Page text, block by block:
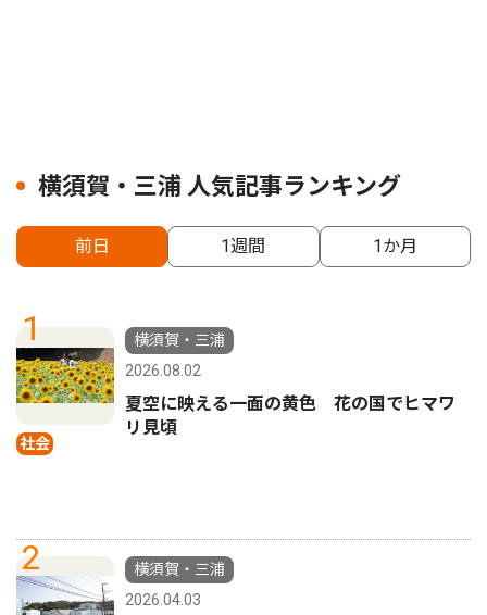
横須賀・三浦 人気記事ランキング
前日 1週間 1か月
1
社会
横須賀・三浦
2026.08.02
夏空に映える一面の黄色 花の国でヒマワ
リ見頃
2
横須賀・三浦
2026.04.03